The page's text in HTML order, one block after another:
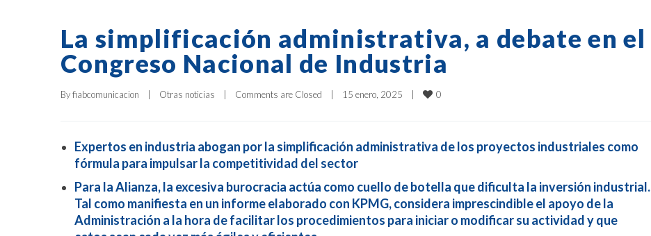
La simplificación administrativa, a debate en el
Congreso Nacional de Industria
By fiabcomunicacion Otras noticias Comments are Closed 15 enero, 2025 0
Expertos en industria abogan por la simplificación administrativa de los proyectos industriales como
fórmula para impulsar la competitividad del sector
Para la Alianza, la excesiva burocracia actúa como cuello de botella que dificulta la inversión industrial.
Tal como manifiesta en un informe elaborado con KPMG, considera imprescindible el apoyo de la
Administración a la hora de facilitar los procedimientos para iniciar o modificar su actividad y que